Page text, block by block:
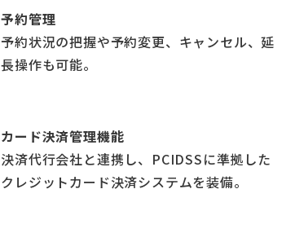
予約管理
予約状況の把握や予約変更、キャンセル、延
長操作も可能。
カード決済管理機能
決済代行会社と連携し、PCIDSSに準拠した
クレジットカード決済システムを装備。